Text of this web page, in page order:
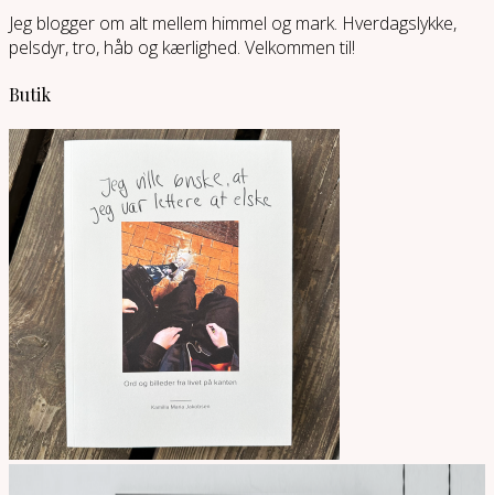
Jeg blogger om alt mellem himmel og mark. Hverdagslykke,
pelsdyr, tro, håb og kærlighed. Velkommen til!
Butik